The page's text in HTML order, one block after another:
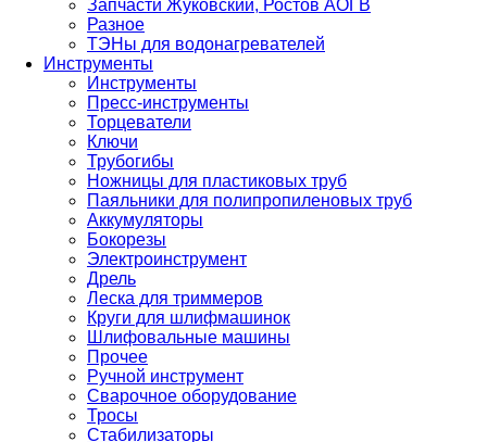
Запчасти Жуковский, Ростов АОГВ
Разное
ТЭНы для водонагревателей
Инструменты
Инструменты
Пресс-инструменты
Торцеватели
Ключи
Трубогибы
Ножницы для пластиковых труб
Паяльники для полипропиленовых труб
Аккумуляторы
Бокорезы
Электроинструмент
Дрель
Леска для триммеров
Круги для шлифмашинок
Шлифовальные машины
Прочее
Ручной инструмент
Сварочное оборудование
Тросы
Стабилизаторы